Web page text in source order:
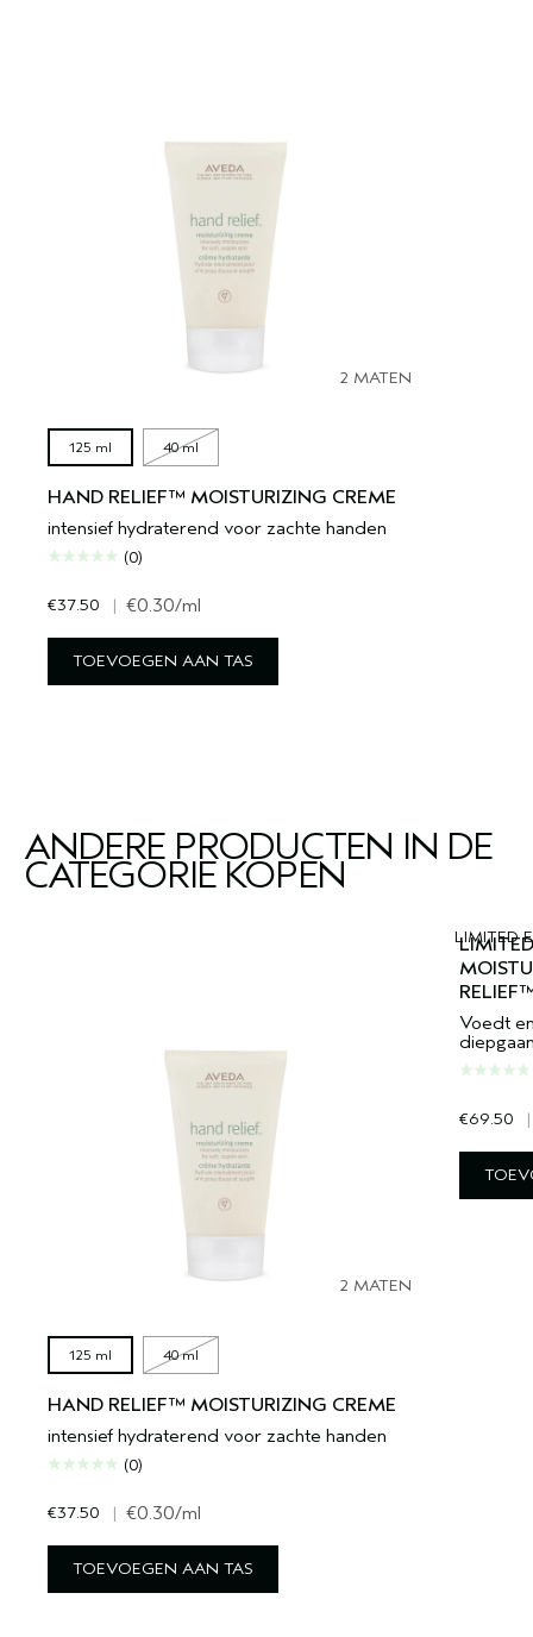
2 MATEN
125 ml 40 ml
HAND RELIEF™ MOISTURIZING CREME
intensief hydraterend voor zachte handen
(0)
€37.50 | €0.30/ml
TOEVOEGEN AAN TAS
ANDERE PRODUCTEN IN DE
CATEGORIE KOPEN
2 MATEN
125 ml 40 ml
HAND RELIEF™ MOISTURIZING CREME
intensief hydraterend voor zachte handen
(0)
€37.50 | €0.30/ml
TOEVOEGEN AAN TAS
LIMITED
Voedt
€69.50 |